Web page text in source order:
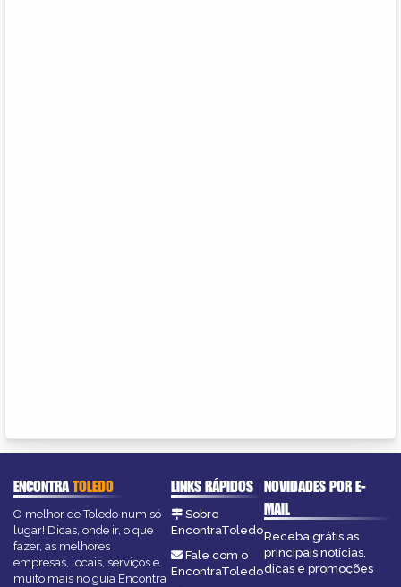
ENCONTRATOLEDO
O melhor de Toledo num só
lugar! Dicas, onde ir, o que
fazer, as melhores
empresas, locais, serviços e
muito mais no guia Encontra
LINKS RÁPIDOS
Sobre
EncontraToledo
Fale com o
EncontraToledo
NOVIDADES POR E-
MAIL
Receba grátis as
principais notícias,
dicas e promoções